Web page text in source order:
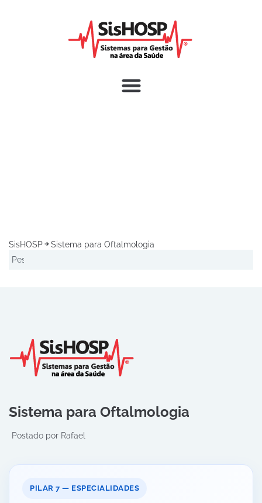
SisHOSP Sistema para Oftalmologia
Sistema para Oftalmologia
Postado por Rafael
PILAR 7 — ESPECIALIDADES